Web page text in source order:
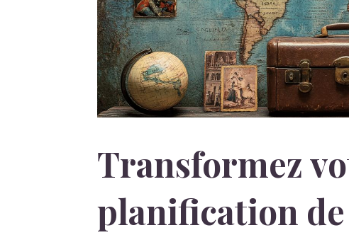
Transformez
planification de